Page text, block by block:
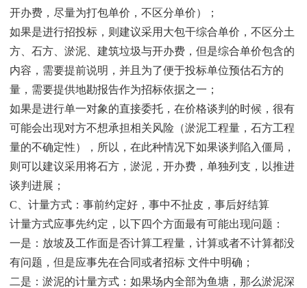
开办费，尽量为打包单价，不区分单价）；
如果是进行招投标，则建议采用大包干综合单价，不区分土
方、石方、淤泥、建筑垃圾与开办费，但是综合单价包含的
内容，需要提前说明，并且为了便于投标单位预估石方的
量，需要提供地勘报告作为招标依据之一；
如果是进行单一对象的直接委托，在价格谈判的时候，很有
可能会出现对方不想承担相关风险（淤泥工程量，石方工程
量的不确定性），所以，在此种情况下如果谈判陷入僵局，
则可以建议采用将石方，淤泥，开办费，单独列支，以推进
谈判进展；
C、计量方式：事前约定好，事中不扯皮，事后好结算
计量方式应事先约定，以下四个方面最有可能出现问题：
一是：放坡及工作面是否计算工程量，计算或者不计算都没
有问题，但是应事先在合同或者招标 文件中明确；
二是：淤泥的计量方式：如果场内全部为鱼塘，那么淤泥深